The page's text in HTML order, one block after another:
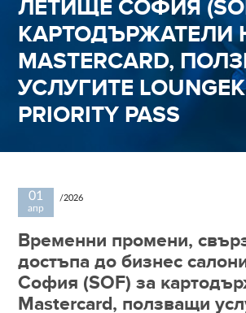
ЛЕТИЩЕ СОФИЯ
КАРТОДЪРЖАТЕЛИ
MASTERCARD,
УСЛУГИТЕ
PRIORITY PASS
01
апр
/2026
Временни промени,
достъпа до бизнес
София (SOF) за
Mastercard, ползващи